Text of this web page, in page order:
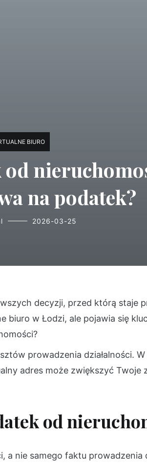
BIURO
na podatek?
2026-03-25
decyzji, przed którą staje
biuro w Łodzi, ale pojawia się
prowadzenia działalności.
adres może zwiększyć Twoje
od
nie samego faktu prowadzenia